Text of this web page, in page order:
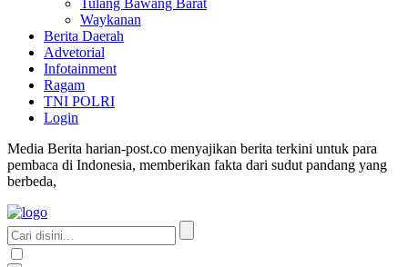
Tulang Bawang Barat
Waykanan
Berita Daerah
Advetorial
Infotainment
Ragam
TNI POLRI
Login
Media Berita harian-post.co menyajikan berita terkini untuk para
pembaca di Indonesia, memberikan fakta dari sudut pandang yang
berbeda,